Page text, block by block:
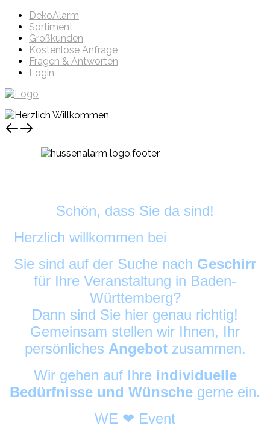
DekoAlarm
Sortiment
Großkunden
Kostenlose Anfrage
Fragen & Antworten
Login
Schön, dass Sie da sind!
Herzlich willkommen bei
Sie sind auf der Suche nach Geschirr
für Ihre Veranstaltung in Baden-
Württemberg?
Dann sind Sie hier genau richtig!
Gemeinsam stellen wir Ihnen, Ihr
persönliches Angebot zusammen.
Wir gehen auf Ihre individuelle
Bedürfnisse und Wünsche gerne ein.
WE ❤ Event